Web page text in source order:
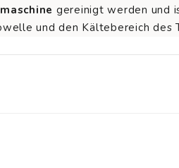
gereinigt werden und
und den Kältebereich des